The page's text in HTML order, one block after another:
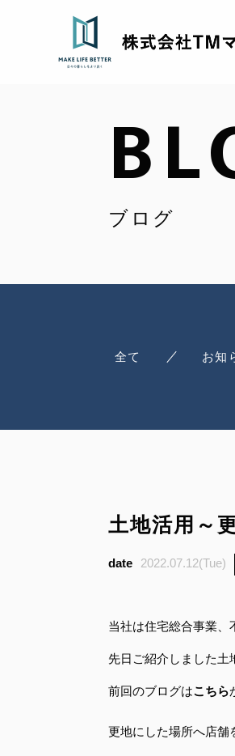
ブログ
全て お知
土地活用～
2022.07.12(Tue)
当社は住宅総合事業、
先日ご紹介しました土
前回のブログはこちら
更地にした場所へ店舗